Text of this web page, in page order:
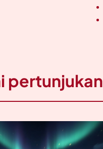
pertunjukan